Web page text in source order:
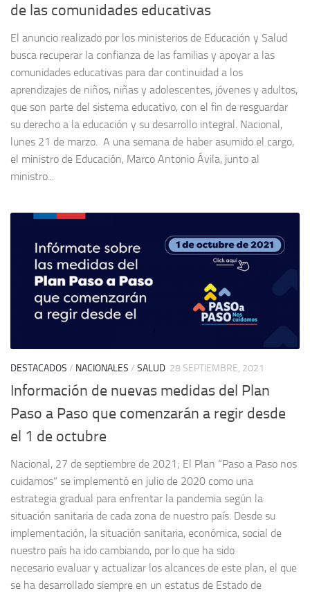
de las comunidades educativas
El anuncio realizado por los ministerios de Educación y Salud
busca recuperar la confianza de las familias y apoyar a las
comunidades educativas para dar continuidad a los
aprendizajes de niños, niñas y adolescentes, jóvenes y adultos,
que son parte del sistema educativo, con el fin de resguardar
su derecho a la educación y su desarrollo integral. Nacional,
lunes 21 de marzo. A una semana de haber asumido el cargo,
el ministro de Educación, Marco Antonio Ávila, junto al
ministro...
DESTACADOS / NACIONALES / SALUD 28 SEPTIEMBRE, 2021
Información de nuevas medidas del Plan
Paso a Paso que comenzarán a regir desde
el 1 de octubre
Nacional, 27 de septiembre de 2021; El Plan “Paso a Paso nos
cuidamos” se implementó en julio de 2020 como una
estrategia gradual para enfrentar la pandemia según la
situación sanitaria de cada zona de nuestro país. Desde su
implementación, la situación sanitaria, económica, social de
nuestro país ha ido cambiando, por lo que ha sido
necesario evaluar y actualizar los alcances de este plan, el que
se ha desarrollado siempre en un estatus de Estado de